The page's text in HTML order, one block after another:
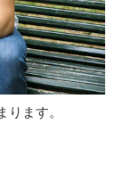
ます。